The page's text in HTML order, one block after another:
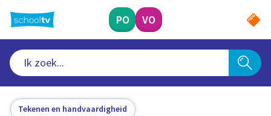
naar
hoofdinhoud
PO VO
Tekenen en handvaardigheid